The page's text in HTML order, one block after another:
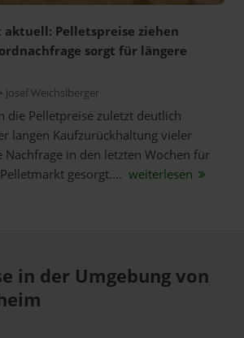
Pelletspreise ziehen
sorgt für längere
Josef Weichslberger
die Pelletpreise zuletzt deutlich
langen Kaufzurückhaltung vieler
Nachfrage in den letzten Wochen für
gesorgt.... weiterlesen
in der Umgebung von